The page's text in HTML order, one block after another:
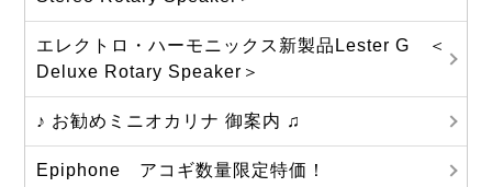
エレクトロ・ハーモニックス新製品Lester G ＜
Deluxe Rotary Speaker＞
♪ お勧めミニオカリナ 御案内 ♫
Epiphone アコギ数量限定特価！